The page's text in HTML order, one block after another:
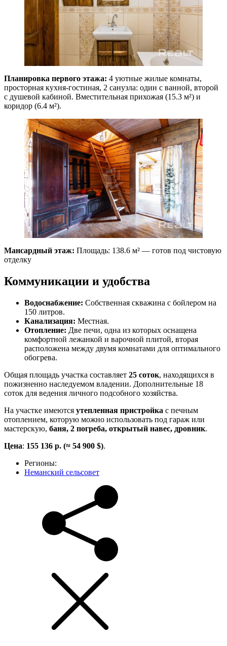
Планировка первого этажа: 4 уютные жилые комнаты,
просторная кухня-гостиная, 2 санузла: один с ванной, второй
с душевой кабиной. Вместительная прихожая (15.3 м²) и
коридор (6.4 м²).
Мансардный этаж: Площадь: 138.6 м² — готов под чистовую
отделку
Коммуникации и удобства
Водоснабжение: Собственная скважина с бойлером на
150 литров.
Канализация: Местная.
Отопление: Две печи, одна из которых оснащена
комфортной лежанкой и варочной плитой, вторая
расположена между двумя комнатами для оптимального
обогрева.
Общая площадь участка составляет 25 соток, находящихся в
пожизненно наследуемом владении. Дополнительные 18
соток для ведения личного подсобного хозяйства.
На участке имеются утепленная пристройка с печным
отоплением, которую можно использовать под гараж или
мастерскую, баня, 2 погреба, открытый навес, дровник.
Цена: 155 136 р. (≈ 54 900 $).
Регионы:
Неманский сельсовет